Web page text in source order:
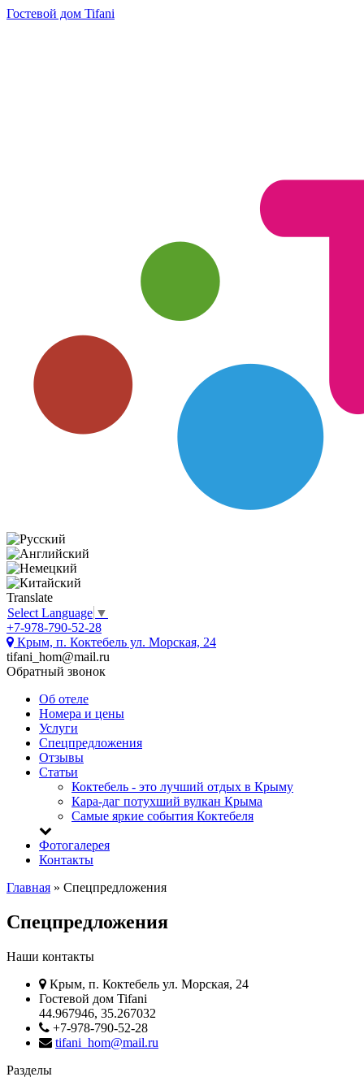
Гостевой дом Tifani
Translate
Select Language ▼
+7-978-790-52-28
Крым, п. Коктебель ул. Морская, 24
tifani_hom@mail.ru
Обратный звонок
Об отеле
Номера и цены
Услуги
Спецпредложения
Отзывы
Статьи
Коктебель - это лучший отдых в Крыму
Кара-даг потухший вулкан Крыма
Самые яркие события Коктебеля
Фотогалерея
Контакты
Главная » Спецпредложения
Спецпредложения
Наши контакты
Крым, п. Коктебель ул. Морская, 24
Гостевой дом Tifani
44.967946, 35.267032
+7-978-790-52-28
tifani_hom@mail.ru
Разделы